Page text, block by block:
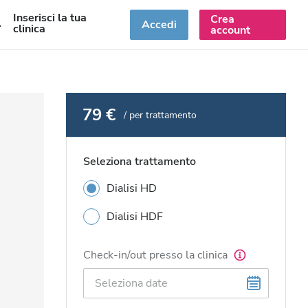
Inserisci la tua
clinica Accedi Crea
account
79 € / per trattamento
Seleziona trattamento
Dialisi HD
Dialisi HDF
Check-in/out presso la clinica